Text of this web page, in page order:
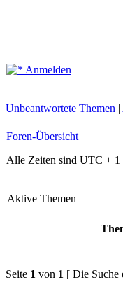
Anmelden
Unbeantwortete Themen |
Foren-Übersicht
Alle Zeiten sind UTC + 1
Aktive Themen
Seite 1 von 1 [ Die Suche